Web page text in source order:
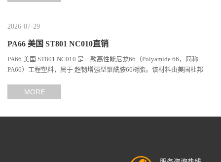
2026-07-29
PA66 美国 ST801 NC010直销
PA66 美国 ST801 NC010 是一款高性能尼龙66（Polyamide 66，简称
PA66）工程塑料，属于 超韧增强型聚酰胺66树脂。该材料由美国杜邦
MORE